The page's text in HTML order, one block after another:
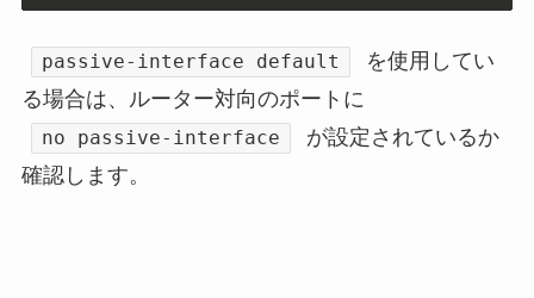
passive-interface default
を使用してい
る場合は、ルーター対向のポートに
no passive-interface
が設定されているか
確認します。